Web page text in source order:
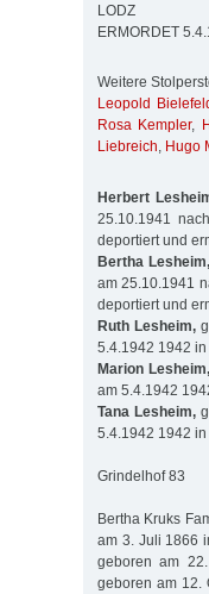
LODZ
ERMORDET
Weitere
Leopold
Rosa Kempler,
Liebreich, Hugo
Herbert
25.10.1941
deportiert und
Bertha Lesheim,
am 25.10.1941
deportiert und
Ruth Lesheim,
5.4.1942 1942
Marion Lesheim,
am 5.4.1942
Tana Lesheim,
5.4.1942 1942
Grindelhof 83
Bertha Kruks
am 3. Juli 1866
geboren am
geboren am 12.